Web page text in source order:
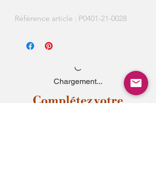
Référence article : P0401-21-0028
Chargement...
Complétez votre